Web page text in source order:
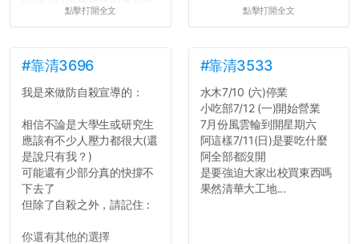
舍房間，都歡迎留言讓我知
道...
點擊打開全文 點擊打開全文
#靠清3696
我是來做防自殺宣導的：
相信不論是大學生或研究生
應該有不少人壓力都很大(還
是說只有我？)
可能還有少部分真的快撐不
下去了
但除了自殺之外，請記住：
你還有其他的選擇
#靠清3533
水木7/10 (六)停業
小吃部7/12 (一)開始營業
7月份風雲輪到開星期六
阿這樣7/11(日)是要吃什麼
阿全部都沒開
是要強迫大家出校買東西嗎
果然清華大工地...